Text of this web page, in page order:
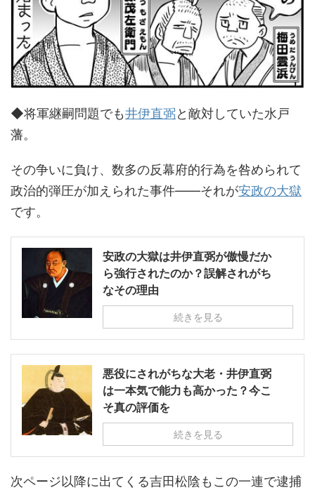
◆将軍継嗣問題でも井伊直弼と敵対していた水戸
藩。
その争いに負け、数多の反幕府的行為を咎められて
政治的弾圧が加えられた事件――それが安政の大獄
です。
安政の大獄は井伊直弼が傲慢だか
ら強行されたのか？誤解されがち
なその理由
続きを見る
悪役にされがちな大老・井伊直弼
は一本気で能力も高かった？今こ
そ真の評価を
続きを見る
次ページ以降に出てくる吉田松陰もこの一連で逮捕